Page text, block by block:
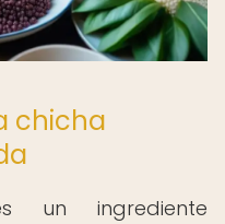
chicha
un ingrediente